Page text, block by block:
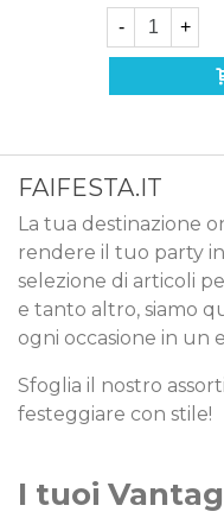
- +
FAIFESTA.IT
La tua destinazione
rendere il tuo party
selezione di articoli
e tanto altro, siamo
ogni occasione in un
Sfoglia il nostro
festeggiare con stile!
I tuoi